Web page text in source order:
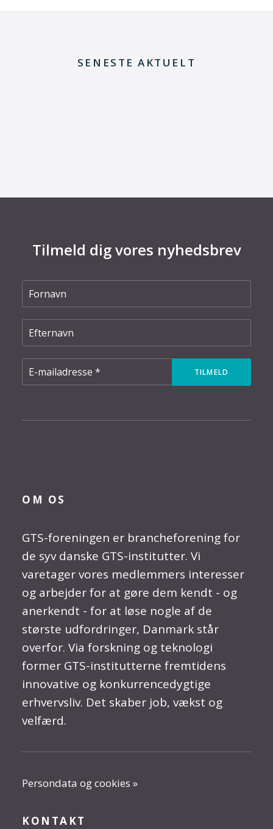
SENESTE AKTUELT
Tilmeld dig vores nyhedsbrev
OM OS
GTS-foreningen er brancheforening for
de syv danske GTS-institutter. Vi
varetager vores medlemmers interesser
og arbejder for at gøre dem kendt - og
anerkendt - for at løse nogle af de
største udfordringer, Danmark står
overfor. Via forskning og teknologi
former GTS-institutterne fremtidens
innovative og konkurrencedygtige
erhvervsliv. Det skaber job, vækst og
velfærd.
Persondata og cookies »
KONTAKT